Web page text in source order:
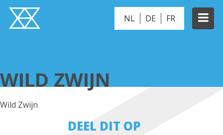
NL DE FR
WILD ZWIJN
Wild Zwijn
DEEL DIT OP